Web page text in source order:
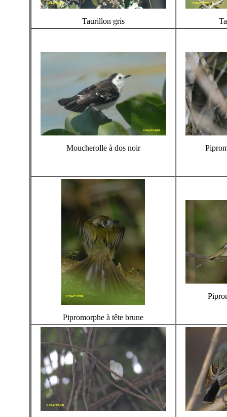
Taurillon gris
Moucherolle à dos noir
Pipromorphe à tête brune